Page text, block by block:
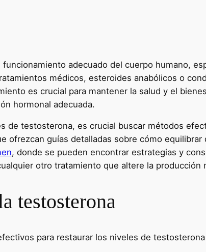
adecuado del cuerpo humano,
médicos, esteroides anabólicos o
es crucial para mantener la salud y el
hormonal adecuada.
de testosterona, es crucial buscar métodos
ofrezcan guías detalladas sobre cómo
, donde se pueden encontrar estrategias y
otro tratamiento que altere la producción
testosterona
para restaurar los niveles de